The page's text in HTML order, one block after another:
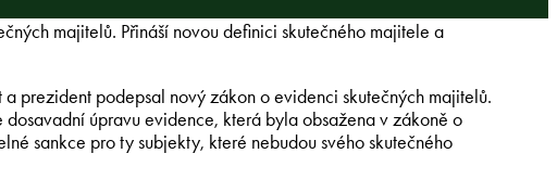
majitelů. Přináší novou definici skutečného majitele a
prezident podepsal nový zákon o evidenci skutečných majitelů.
úpravu evidence, která byla obsažena v zákoně o
sankce pro ty subjekty, které nebudou svého skutečného